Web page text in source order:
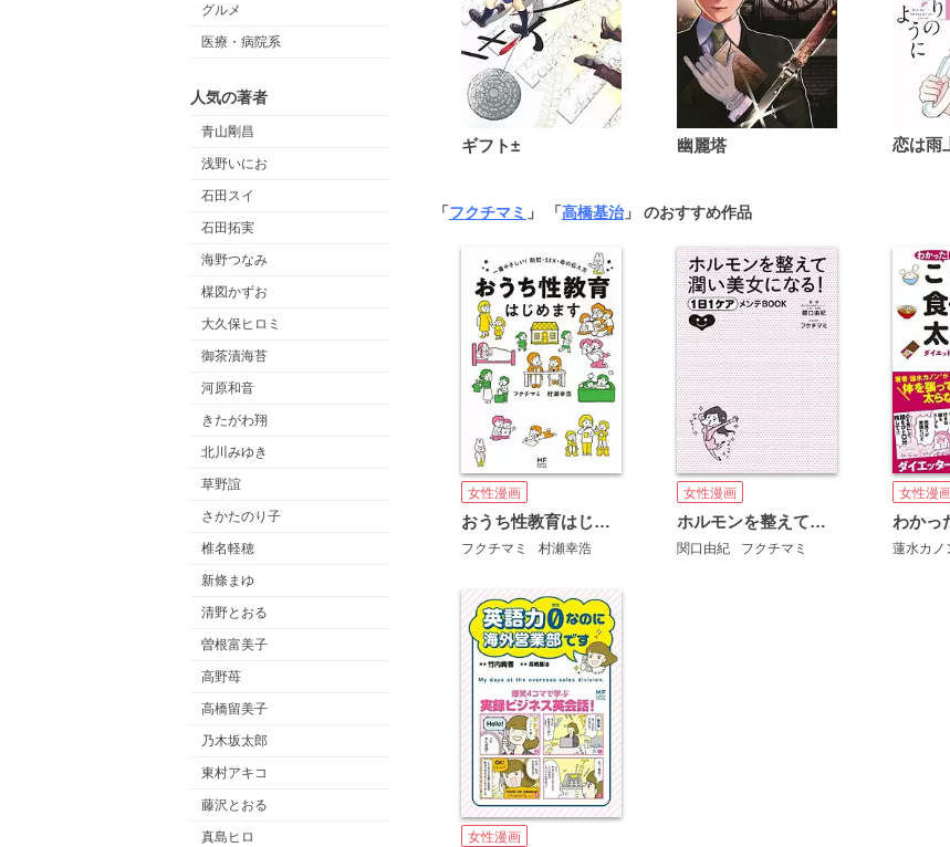
グルメ
医療・病院系
人気の著者
青山剛昌
浅野いにお
石田スイ
石田拓実
海野つなみ
楳図かずお
大久保ヒロミ
御茶漬海苔
河原和音
きたがわ翔
北川みゆき
草野誼
さかたのり子
椎名軽穂
新條まゆ
清野とおる
曽根富美子
高野苺
高橋留美子
乃木坂太郎
東村アキコ
藤沢とおる
真島ヒロ
ギフト± 幽麗塔
「フクチマミ 」 「高橋基治」 のおすすめ作品
女性漫画
おうち性教育はじめます
フクチマミ 村瀬幸浩
女性漫画
ホルモンを整えて潤い美女になる！ １日１ケアメンテＢＯＯＫ
関口由紀 フクチマミ
女性漫
蓮水カノ
女性漫画